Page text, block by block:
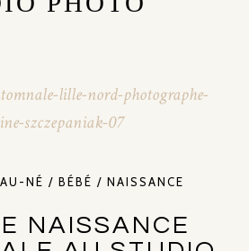
NÉ / BÉBÉ / NAISSANCE
NAISSANCE